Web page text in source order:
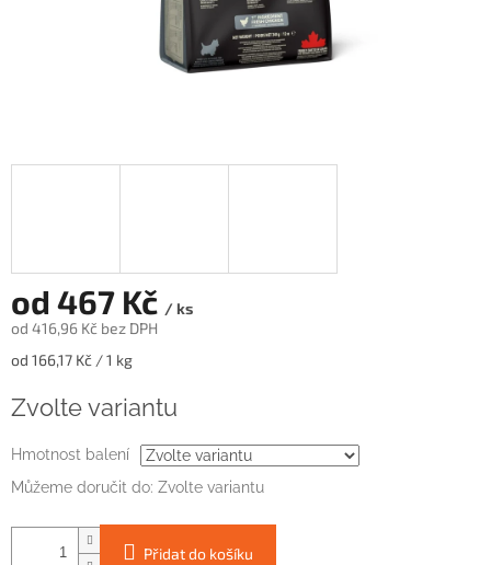
od 467 Kč / ks
od 416,96 Kč bez DPH
Měrná
od 166,17 Kč / 1 kg
Zvolte variantu
Hmotnost balení
Můžeme doručit do: Zvolte variantu
Přidat do košíku